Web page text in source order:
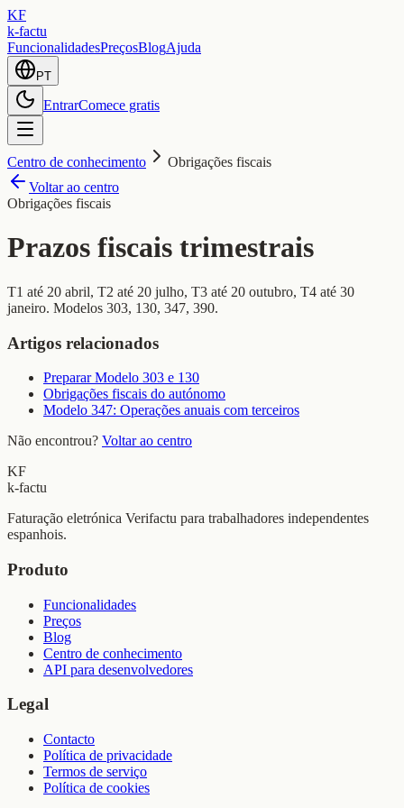
KF
k-factu
FuncionalidadesPreçosBlogAjuda
PT
EntrarComece gratis
Centro de conhecimento
Obrigações fiscais
Voltar ao centro
Obrigações fiscais
Prazos fiscais trimestrais
T1 até 20 abril, T2 até 20 julho, T3 até 20 outubro, T4 até 30
janeiro. Modelos 303, 130, 347, 390.
Artigos relacionados
Preparar Modelo 303 e 130
Obrigações fiscais do autónomo
Modelo 347: Operações anuais com terceiros
Não encontrou? Voltar ao centro
KF
k-factu
Faturação eletrónica Verifactu para trabalhadores independentes
espanhois.
Produto
Funcionalidades
Preços
Blog
Centro de conhecimento
API para desenvolvedores
Legal
Contacto
Política de privacidade
Termos de serviço
Política de cookies